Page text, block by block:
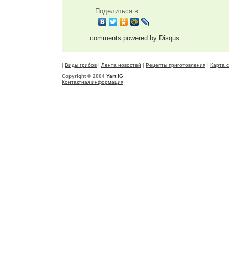
Поделиться в:
comments powered by Disqus
| Виды грибов | Лента новостей | Рецепты приготовления | Карта
Copyright © 2004 Yart IG
Контактная информация